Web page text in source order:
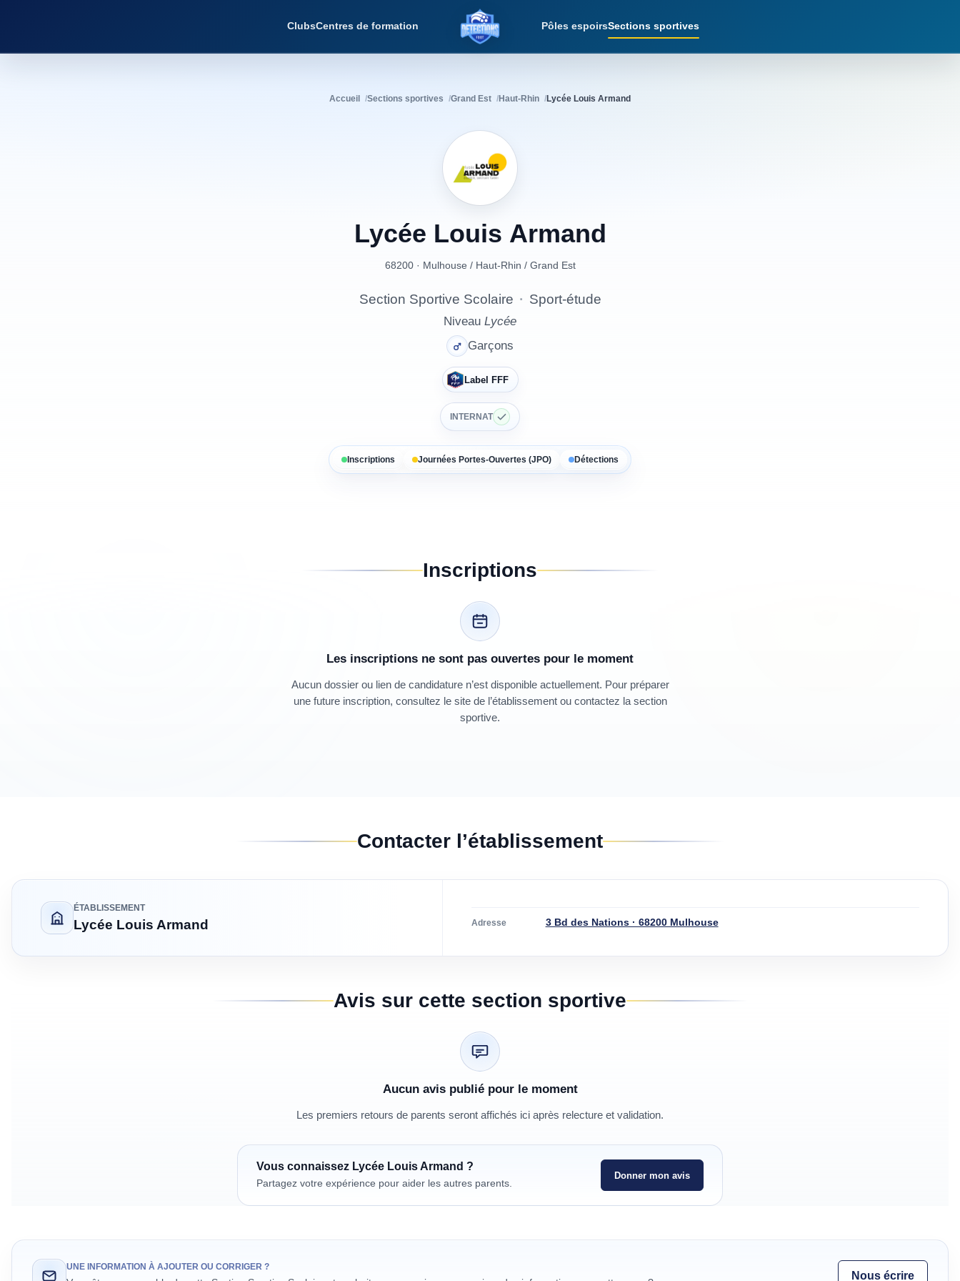
ClubsCentres de formation
Détections Foot
Pôles espoirsSections sportives
Accueil Sections sportives Grand Est Haut-Rhin Lycée Louis Armand
Lycée Louis Armand
68200 · Mulhouse / Haut-Rhin / Grand Est
Section Sportive Scolaire · Sport-étude
Niveau Lycée
Garçons
Label FFF
INTERNAT
Inscriptions Journées Portes-Ouvertes (JPO) Détections
Inscriptions
Les inscriptions ne sont pas ouvertes pour le moment
Aucun dossier ou lien de candidature n’est disponible actuellement. Pour préparer
une future inscription, consultez le site de l’établissement ou contactez la section
sportive.
Contacter l’établissement
ÉTABLISSEMENT
Lycée Louis Armand Adresse 3 Bd des Nations · 68200 Mulhouse
Avis sur cette section sportive
Aucun avis publié pour le moment
Les premiers retours de parents seront affichés ici après relecture et validation.
Vous connaissez Lycée Louis Armand ?
Partagez votre expérience pour aider les autres parents.
Donner mon avis
UNE INFORMATION À AJOUTER OU CORRIGER ?
Nous écrire